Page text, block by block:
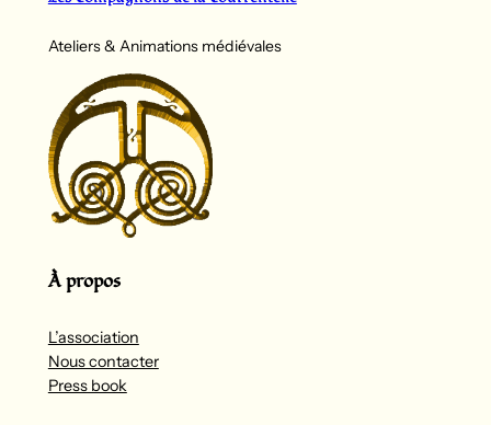
Ateliers & Animations médiévales
À propos
L’association
Nous contacter
Press book